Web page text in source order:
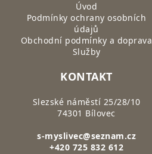
Úvod
Podmínky ochrany osobních
údajů
Obchodní podmínky a doprava
Služby
KONTAKT
Slezské náměstí 25/28/10
74301 Bílovec
s-myslivec@seznam.cz
+420 725 832 612